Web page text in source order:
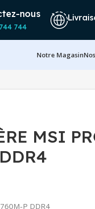
nous
744
Notre Magasin
MSI
P DDR4